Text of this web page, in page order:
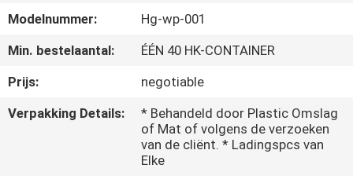
ONS
FABRIEKSREIS
KWALITEITSCONTROLE
Modelnummer:
Hg-wp-001
Min. bestelaantal:
ÉÉN 40 HK-CONTAINER
Prijs:
negotiable
Verpakking Details:
* Behandeld door Plastic Omslag
of Mat of volgens de verzoeken
van de cliënt. * Ladingspcs van
Elke